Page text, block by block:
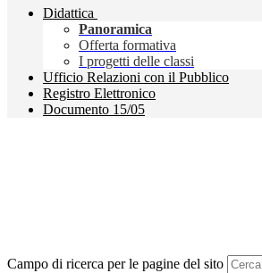
Didattica
Panoramica
Offerta formativa
I progetti delle classi
Ufficio Relazioni con il Pubblico
Registro Elettronico
Documento 15/05
Campo di ricerca per le pagine del sito